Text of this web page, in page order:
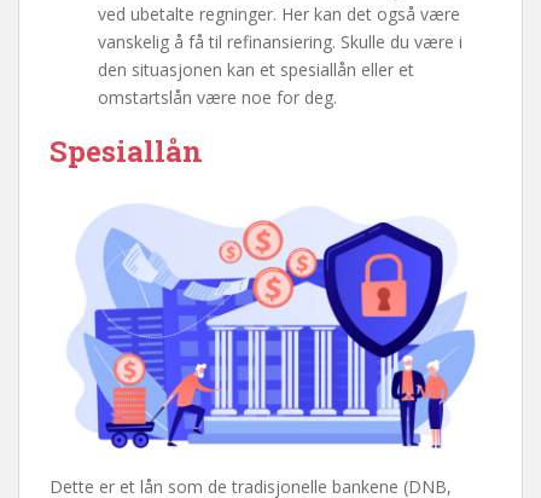
ved ubetalte regninger. Her kan det også være
vanskelig å få til refinansiering. Skulle du være i
den situasjonen kan et spesiallån eller et
omstartslån være noe for deg.
Spesiallån
Dette er et lån som de tradisjonelle bankene (DNB,